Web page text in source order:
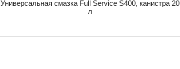
Универсальная смазка Full Service S400, канистра 20
л